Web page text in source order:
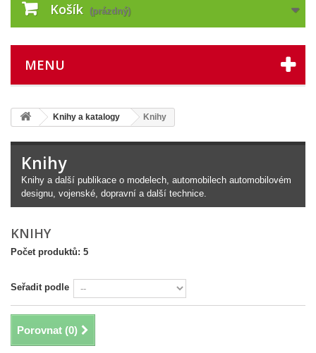
Košík (prázdný)
MENU
Knihy a katalogy Knihy
Knihy
Knihy a další publikace o modelech, automobilech automobilovém
designu, vojenské, dopravní a další technice.
KNIHY
Počet produktů: 5
Seřadit podle
Porovnat (0)